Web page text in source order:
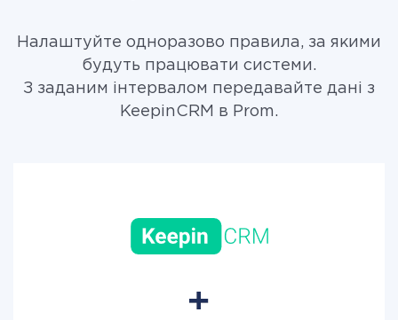
Налаштуйте одноразово правила, за якими
будуть працювати системи.
З заданим інтервалом передавайте дані з
KeepinCRM в Prom.